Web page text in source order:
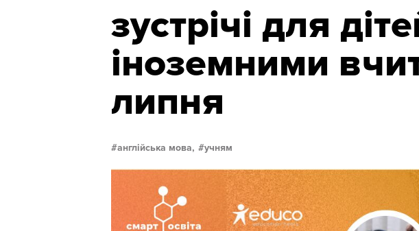
зустрічі для
іноземними
липня
англійська мова, учням